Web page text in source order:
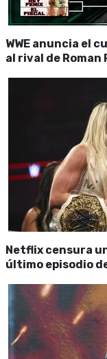
WWE anuncia el
al rival de Roman
Netflix censura
último episodio de